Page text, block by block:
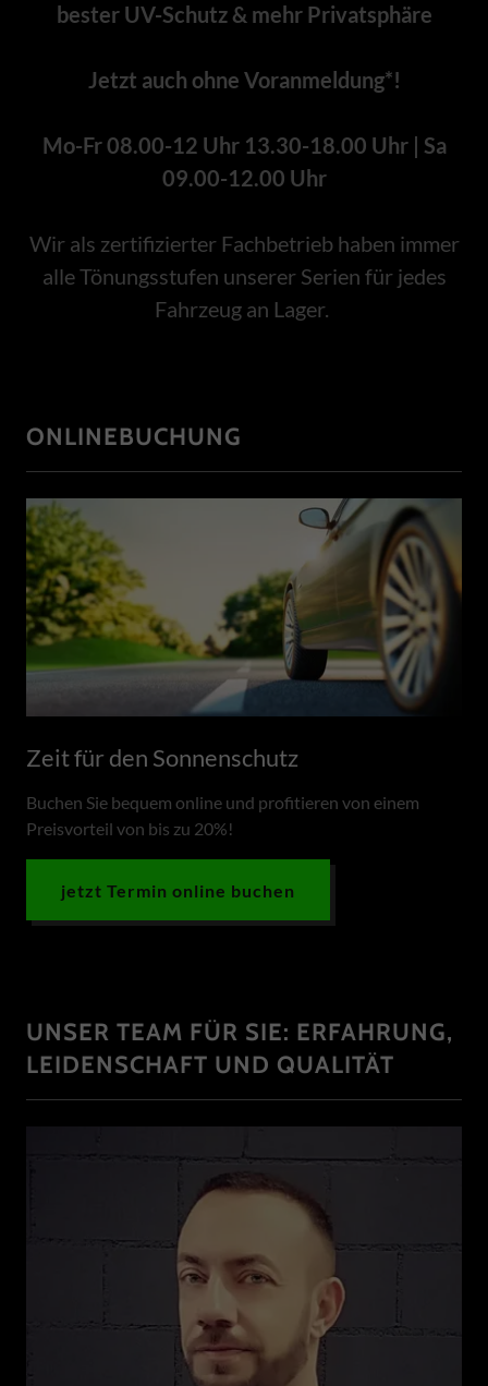
bester UV-Schutz & mehr Privatsphäre
Jetzt auch ohne Voranmeldung*!
Mo-Fr 08.00-12 Uhr 13.30-18.00 Uhr | Sa
09.00-12.00 Uhr
Wir als zertifizierter Fachbetrieb haben immer
alle Tönungsstufen unserer Serien für jedes
Fahrzeug an Lager.
ONLINEBUCHUNG
Zeit für den Sonnenschutz
Buchen Sie bequem online und profitieren von einem
Preisvorteil von bis zu 20%!
jetzt Termin online buchen
UNSER TEAM FÜR SIE: ERFAHRUNG,
LEIDENSCHAFT UND QUALITÄT